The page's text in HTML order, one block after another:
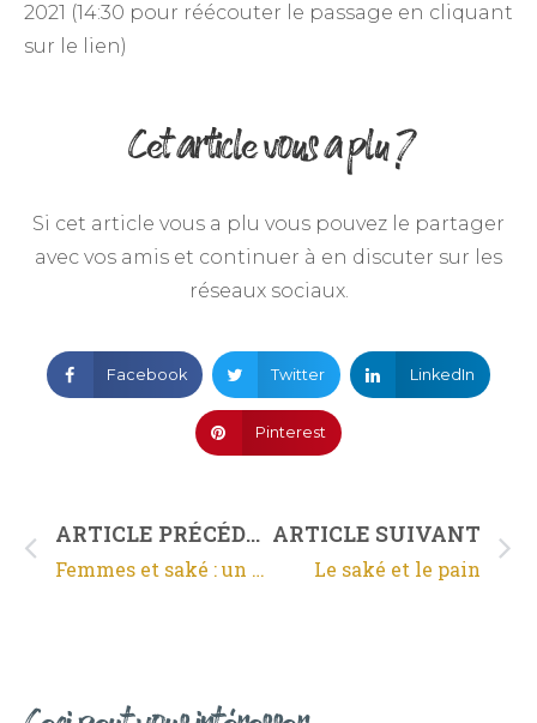
2021 (14:30 pour réécouter le passage en cliquant
sur le lien)
Cet article vous a plu ?
Si cet article vous a plu vous pouvez le partager
avec vos amis et continuer à en discuter sur les
réseaux sociaux.
Facebook Twitter LinkedIn
Pinterest
ARTICLE PRÉCÉDENT
Femmes et saké : un sujet d’actualité
ARTICLE SUIVANT
Le saké et le pain